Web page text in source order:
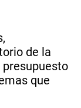
de la
presupuesto
que